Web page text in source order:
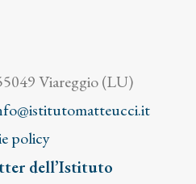
Viareggio (LU)
policy
dell’Istituto